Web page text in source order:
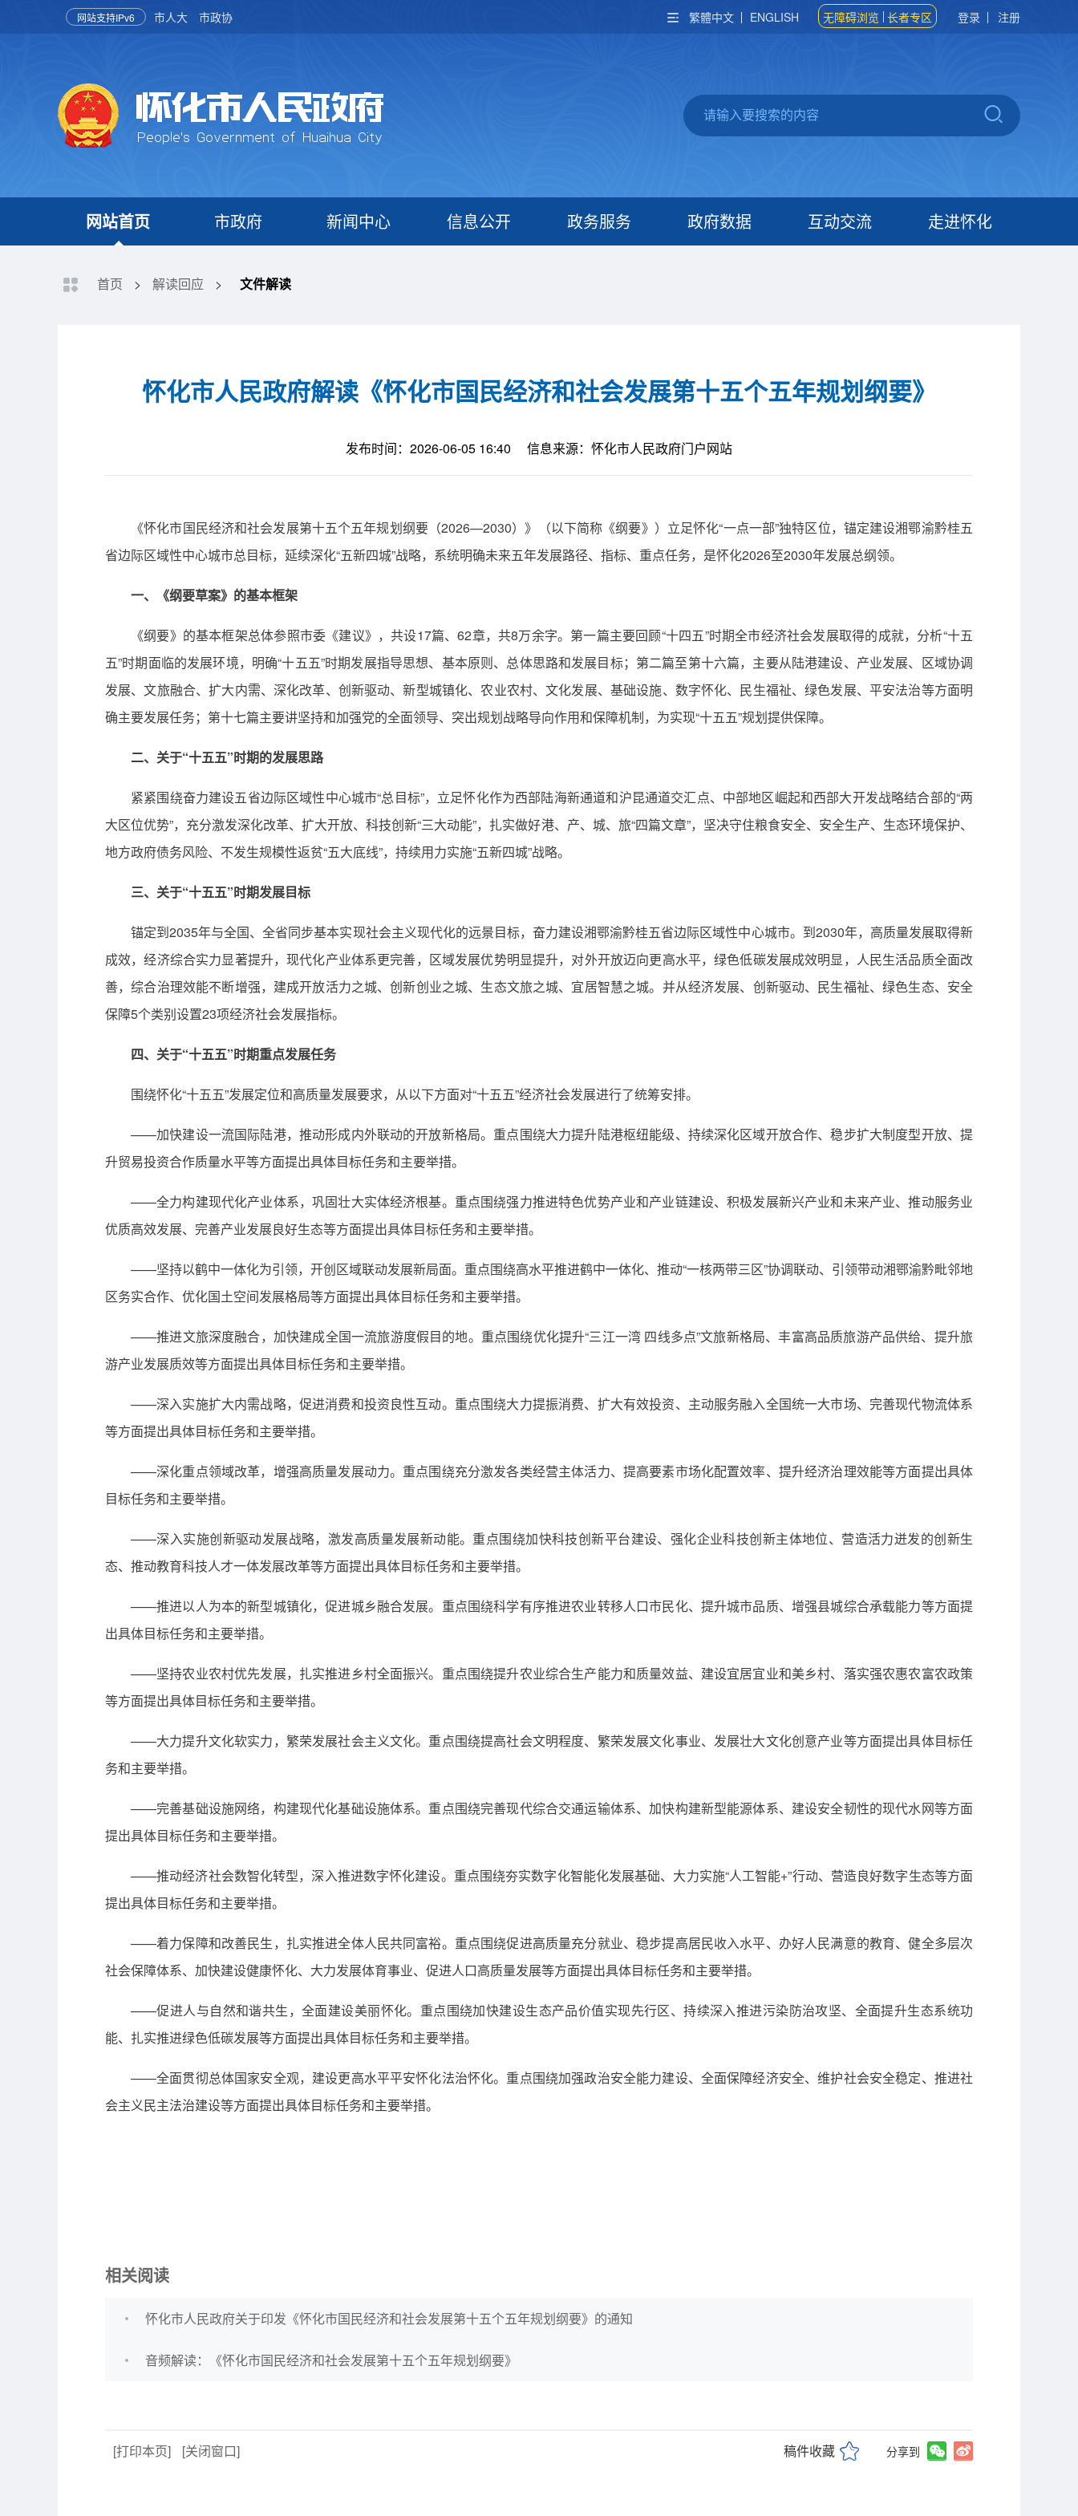
网站支持IPv6 市人大 市政协 繁體中文 ENGLISH 无障碍浏览 长者专区 登录 注册
网站首页 市政府 新闻中心 信息公开 政务服务 政府数据 互动交流 走进怀化
首页 > 解读回应 > 文件解读
怀化市人民政府解读《怀化市国民经济和社会发展第十五个五年规划纲要》
发布时间：2026-06-05 16:40 信息来源：怀化市人民政府门户网站
《怀化市国民经济和社会发展第十五个五年规划纲要（2026—2030）》（以下简称《纲要》）立足怀化“一点一部”独特区位，锚定建设湘鄂渝黔桂五
省边际区域性中心城市总目标，延续深化“五新四城”战略，系统明确未来五年发展路径、指标、重点任务，是怀化2026至2030年发展总纲领。
一、《纲要草案》的基本框架
《纲要》的基本框架总体参照市委《建议》，共设17篇、62章，共8万余字。第一篇主要回顾“十四五”时期全市经济社会发展取得的成就，分析“十五
五”时期面临的发展环境，明确“十五五”时期发展指导思想、基本原则、总体思路和发展目标；第二篇至第十六篇，主要从陆港建设、产业发展、区域协调
发展、文旅融合、扩大内需、深化改革、创新驱动、新型城镇化、农业农村、文化发展、基础设施、数字怀化、民生福祉、绿色发展、平安法治等方面明
确主要发展任务；第十七篇主要讲坚持和加强党的全面领导、突出规划战略导向作用和保障机制，为实现“十五五”规划提供保障。
二、关于“十五五”时期的发展思路
紧紧围绕奋力建设五省边际区域性中心城市“总目标”，立足怀化作为西部陆海新通道和沪昆通道交汇点、中部地区崛起和西部大开发战略结合部的“两
大区位优势”，充分激发深化改革、扩大开放、科技创新“三大动能”，扎实做好港、产、城、旅“四篇文章”，坚决守住粮食安全、安全生产、生态环境保护、
地方政府债务风险、不发生规模性返贫“五大底线”，持续用力实施“五新四城”战略。
三、关于“十五五”时期发展目标
锚定到2035年与全国、全省同步基本实现社会主义现代化的远景目标，奋力建设湘鄂渝黔桂五省边际区域性中心城市。到2030年，高质量发展取得新
成效，经济综合实力显著提升，现代化产业体系更完善，区域发展优势明显提升，对外开放迈向更高水平，绿色低碳发展成效明显，人民生活品质全面改
善，综合治理效能不断增强，建成开放活力之城、创新创业之城、生态文旅之城、宜居智慧之城。并从经济发展、创新驱动、民生福祉、绿色生态、安全
保障5个类别设置23项经济社会发展指标。
四、关于“十五五”时期重点发展任务
围绕怀化“十五五”发展定位和高质量发展要求，从以下方面对“十五五”经济社会发展进行了统筹安排。
——加快建设一流国际陆港，推动形成内外联动的开放新格局。重点围绕大力提升陆港枢纽能级、持续深化区域开放合作、稳步扩大制度型开放、提
升贸易投资合作质量水平等方面提出具体目标任务和主要举措。
——全力构建现代化产业体系，巩固壮大实体经济根基。重点围绕强力推进特色优势产业和产业链建设、积极发展新兴产业和未来产业、推动服务业
优质高效发展、完善产业发展良好生态等方面提出具体目标任务和主要举措。
——坚持以鹤中一体化为引领，开创区域联动发展新局面。重点围绕高水平推进鹤中一体化、推动“一核两带三区”协调联动、引领带动湘鄂渝黔毗邻地
区务实合作、优化国土空间发展格局等方面提出具体目标任务和主要举措。
——推进文旅深度融合，加快建成全国一流旅游度假目的地。重点围绕优化提升“三江一湾 四线多点”文旅新格局、丰富高品质旅游产品供给、提升旅
游产业发展质效等方面提出具体目标任务和主要举措。
——深入实施扩大内需战略，促进消费和投资良性互动。重点围绕大力提振消费、扩大有效投资、主动服务融入全国统一大市场、完善现代物流体系
等方面提出具体目标任务和主要举措。
——深化重点领域改革，增强高质量发展动力。重点围绕充分激发各类经营主体活力、提高要素市场化配置效率、提升经济治理效能等方面提出具体
目标任务和主要举措。
——深入实施创新驱动发展战略，激发高质量发展新动能。重点围绕加快科技创新平台建设、强化企业科技创新主体地位、营造活力迸发的创新生
态、推动教育科技人才一体发展改革等方面提出具体目标任务和主要举措。
——推进以人为本的新型城镇化，促进城乡融合发展。重点围绕科学有序推进农业转移人口市民化、提升城市品质、增强县城综合承载能力等方面提
出具体目标任务和主要举措。
——坚持农业农村优先发展，扎实推进乡村全面振兴。重点围绕提升农业综合生产能力和质量效益、建设宜居宜业和美乡村、落实强农惠农富农政策
等方面提出具体目标任务和主要举措。
——大力提升文化软实力，繁荣发展社会主义文化。重点围绕提高社会文明程度、繁荣发展文化事业、发展壮大文化创意产业等方面提出具体目标任
务和主要举措。
——完善基础设施网络，构建现代化基础设施体系。重点围绕完善现代综合交通运输体系、加快构建新型能源体系、建设安全韧性的现代水网等方面
提出具体目标任务和主要举措。
——推动经济社会数智化转型，深入推进数字怀化建设。重点围绕夯实数字化智能化发展基础、大力实施“人工智能+”行动、营造良好数字生态等方面
提出具体目标任务和主要举措。
——着力保障和改善民生，扎实推进全体人民共同富裕。重点围绕促进高质量充分就业、稳步提高居民收入水平、办好人民满意的教育、健全多层次
社会保障体系、加快建设健康怀化、大力发展体育事业、促进人口高质量发展等方面提出具体目标任务和主要举措。
——促进人与自然和谐共生，全面建设美丽怀化。重点围绕加快建设生态产品价值实现先行区、持续深入推进污染防治攻坚、全面提升生态系统功
能、扎实推进绿色低碳发展等方面提出具体目标任务和主要举措。
——全面贯彻总体国家安全观，建设更高水平平安怀化法治怀化。重点围绕加强政治安全能力建设、全面保障经济安全、维护社会安全稳定、推进社
会主义民主法治建设等方面提出具体目标任务和主要举措。
相关阅读
怀化市人民政府关于印发《怀化市国民经济和社会发展第十五个五年规划纲要》的通知
音频解读：《怀化市国民经济和社会发展第十五个五年规划纲要》
[打印本页] [关闭窗口] 稿件收藏 分享到